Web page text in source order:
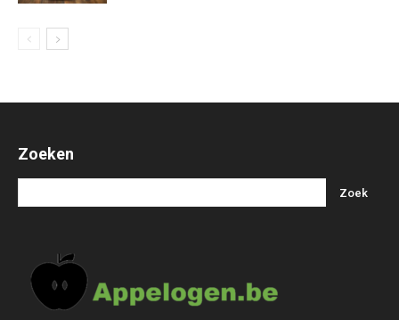
Zoeken